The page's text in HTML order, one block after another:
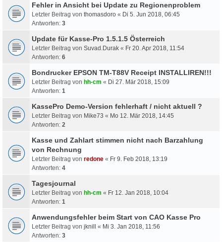
Fehler in Ansicht bei Update zu Regionenproblem
Letzter Beitrag von thomasdoro « Di 5. Jun 2018, 06:45
Antworten: 3
Update für Kasse-Pro 1.5.1.5 Österreich
Letzter Beitrag von Suvad.Durak « Fr 20. Apr 2018, 11:54
Antworten: 6
Bondrucker EPSON TM-T88V Receipt INSTALLIREN!!!
Letzter Beitrag von hh-cm « Di 27. Mär 2018, 15:09
Antworten: 1
KassePro Demo-Version fehlerhaft / nicht aktuell ?
Letzter Beitrag von Mike73 « Mo 12. Mär 2018, 14:45
Antworten: 2
Kasse und Zahlart stimmen nicht nach Barzahlung
von Rechnung
Letzter Beitrag von redone « Fr 9. Feb 2018, 13:19
Antworten: 4
Tagesjournal
Letzter Beitrag von hh-cm « Fr 12. Jan 2018, 10:04
Antworten: 1
Anwendungsfehler beim Start von CAO Kasse Pro
Letzter Beitrag von jknill « Mi 3. Jan 2018, 11:56
Antworten: 3